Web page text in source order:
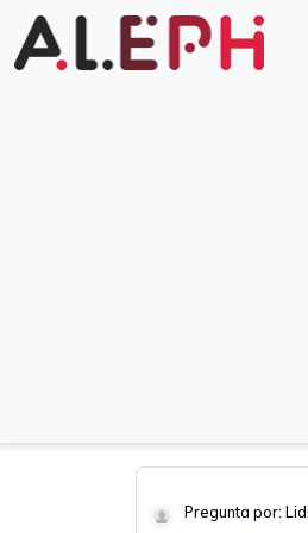
Pregunta por: